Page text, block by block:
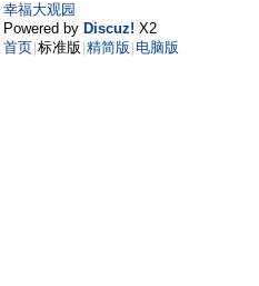
幸福大观园
Powered by Discuz! X2
首页 标准版 精简版 电脑版